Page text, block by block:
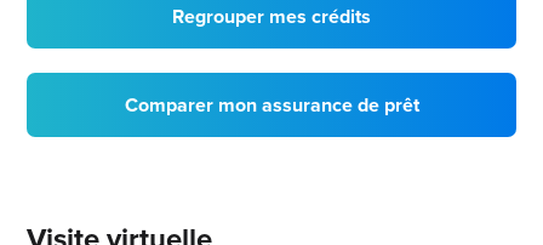
Regrouper mes crédits
Comparer mon assurance de prêt